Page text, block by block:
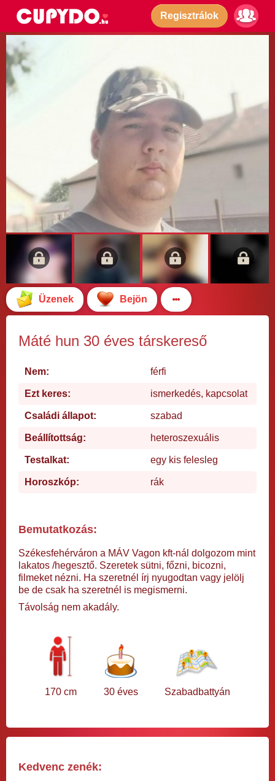
Regisztrálok
Üzenek Bejön
Máté hun 30 éves társkereső
Nem: férfi
Ezt keres: ismerkedés, kapcsolat
Családi állapot: szabad
Beállítottság: heteroszexuális
Testalkat: egy kis felesleg
Horoszkóp: rák
Bemutatkozás:
Székesfehérváron a MÁV Vagon kft-nál dolgozom mint
lakatos /hegesztő. Szeretek sütni, főzni, bicozni,
filmeket nézni. Ha szeretnél írj nyugodtan vagy jelölj
be de csak ha szeretnél is megismerni.
Távolság nem akadály.
170 cm 30 éves Szabadbattyán
Kedvenc zenék: